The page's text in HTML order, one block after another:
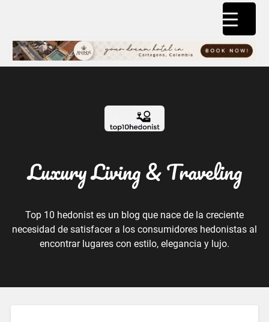
Luxury Living & Traveling
Top 10 hedonist es un blog que nace de la creciente
necesidad de satisfacer a los consumidores hedonistas al
encontrar lugares con estilo, elegancia y lujo.